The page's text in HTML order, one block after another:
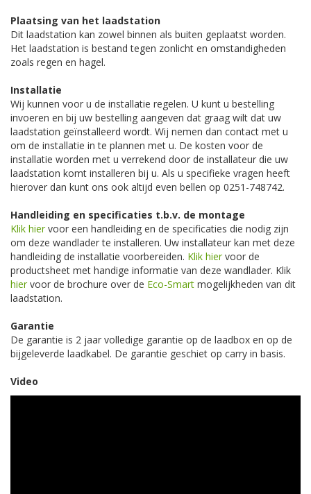
Plaatsing van het laadstation
Dit laadstation kan zowel binnen als buiten geplaatst worden.
Het laadstation is bestand tegen zonlicht en omstandigheden
zoals regen en hagel.
Installatie
Wij kunnen voor u de installatie regelen. U kunt u bestelling
invoeren en bij uw bestelling aangeven dat graag wilt dat uw
laadstation geïnstalleerd wordt. Wij nemen dan contact met u
om de installatie in te plannen met u. De kosten voor de
installatie worden met u verrekend door de installateur die uw
laadstation komt installeren bij u. Als u specifieke vragen heeft
hierover dan kunt ons ook altijd even bellen op 0251-748742.
Handleiding en specificaties t.b.v. de montage
Klik hiervoor een handleiding en de specificaties die nodig zijn
om deze wandlader te installeren. Uw installateur kan met deze
handleiding de installatie voorbereiden. Klik hiervoor de
productsheet met handige informatie van deze wandlader. Klik
hiervoor de brochure over de Eco-Smart mogelijkheden van dit
laadstation.
Garantie
De garantie is 2 jaar volledige garantie op de laadbox en op de
bijgeleverde laadkabel. De garantie geschiet op carry in basis.
Video